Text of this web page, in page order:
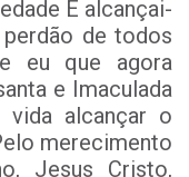
E alcançai-
de todos
eu que agora
e Imaculada
vida alcançar o
merecimento
Jesus Cristo,